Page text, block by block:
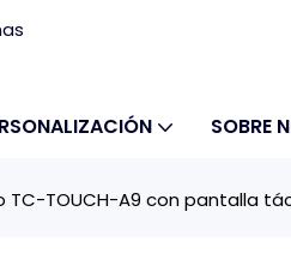
SOBRE
TOUCH-A9 con pantalla